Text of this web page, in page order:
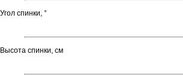
Угол спинки, °
Высота спинки, см